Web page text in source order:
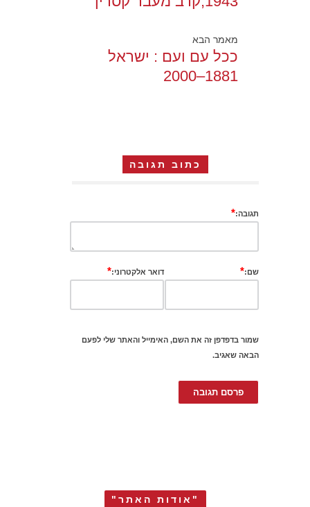
מאמר הבא
ככל עם ועם : ישראל
1881–2000
כתוב תגובה
תגובה:*
שם:* דואר אלקטרוני:*
שמור בדפדפן זה את השם, האימייל והאתר שלי לפעם
הבאה שאגיב.
"אודות האתר"